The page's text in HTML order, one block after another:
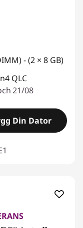
- (2 × 8 GB)
QLC
21/08
Din Dator